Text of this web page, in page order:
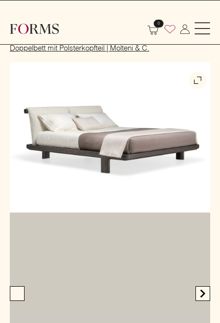
0
Doppelbett mit Polsterkopfteil | Molteni & C.